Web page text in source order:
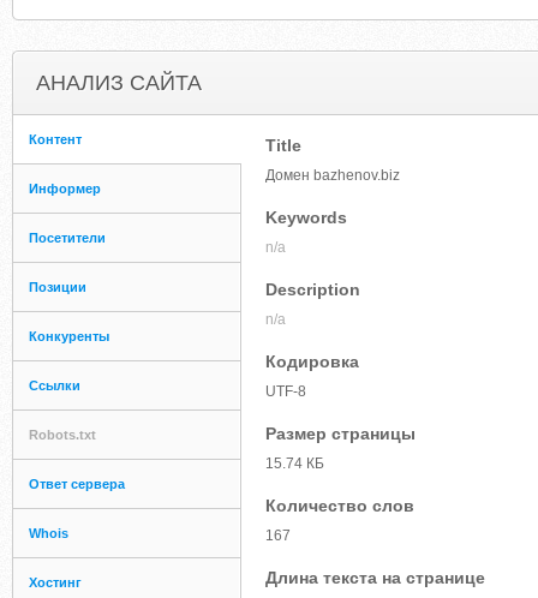
АНАЛИЗ САЙТА
Контент
Информер
Посетители
Позиции
Конкуренты
Ссылки
Robots.txt
Ответ сервера
Whois
Хостинг
Title
Домен bazhenov.biz
Keywords
n/a
Description
n/a
Кодировка
UTF-8
Размер страницы
15.74 КБ
Количество слов
167
Длина текста на странице